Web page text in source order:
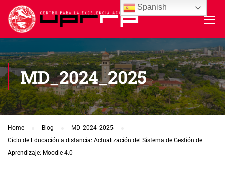
MD_2024_2025
Home Blog
MD_2024_2025
Ciclo de Educación a distancia: Actualización del Sistema de Gestión de
Aprendizaje: Moodle 4.0
Spanish